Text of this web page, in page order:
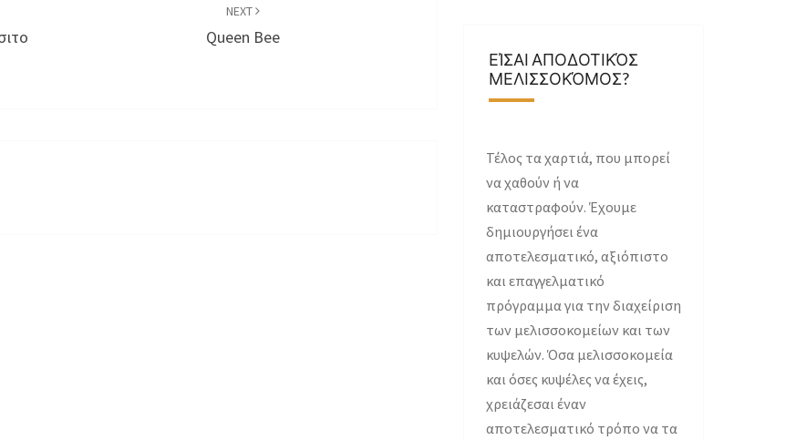
NEXT
Queen Bee
ΕΊΣΑΙ ΑΠΟΔΟΤΙΚΌΣ
ΜΕΛΙΣΣΟΚΌΜΟΣ?
Τέλος τα χαρτιά, που μπορεί
να χαθούν ή να
καταστραφούν. Έχουμε
δημιουργήσει ένα
αποτελεσματικό, αξιόπιστο
και επαγγελματικό
πρόγραμμα για την διαχείριση
των μελισσοκομείων και των
κυψελών. Όσα μελισσοκομεία
και όσες κυψέλες να έχεις,
χρειάζεσαι έναν
αποτελεσματικό τρόπο να τα